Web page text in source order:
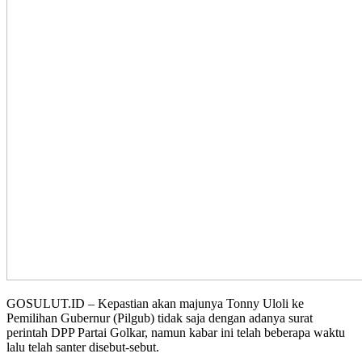
GOSULUT.ID – Kepastian akan majunya Tonny Uloli ke
Pemilihan Gubernur (Pilgub) tidak saja dengan adanya surat
perintah DPP Partai Golkar, namun kabar ini telah beberapa waktu
lalu telah santer disebut-sebut.